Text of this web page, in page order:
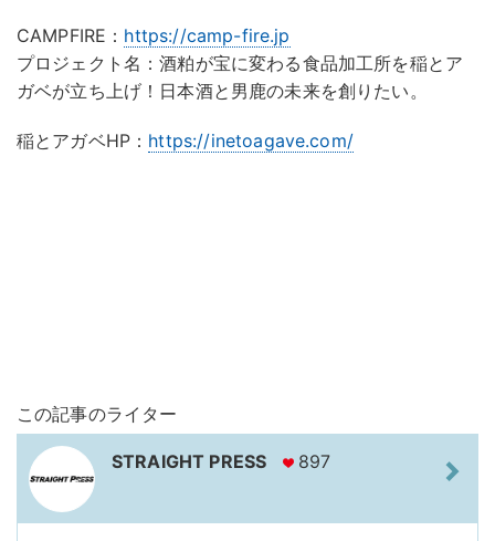
CAMPFIRE： https://camp-fire.jp
プロジェクト名：酒粕が宝に変わる食品加工所を稲とア
ガベが立ち上げ！日本酒と男鹿の未来を創りたい。
稲とアガベHP： https://inetoagave.com/
この記事のライター
STRAIGHT PRESS 897